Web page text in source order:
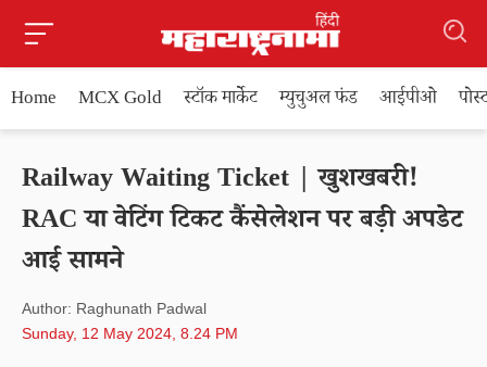
Home MCX Gold स्टॉक मार्केट म्युचुअल फंड आईपीओ
Railway Waiting Ticket | खुशखबरी!
RAC या वेटिंग टिकट कैंसेलेशन पर बड़ी अपडेट
आई सामने
Author: Raghunath Padwal
Sunday, 12 May 2024, 8.24 PM